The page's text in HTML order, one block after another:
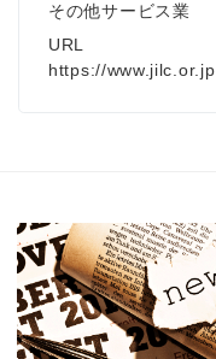
その他サービス業
URL
https://www.jilc.or.jp